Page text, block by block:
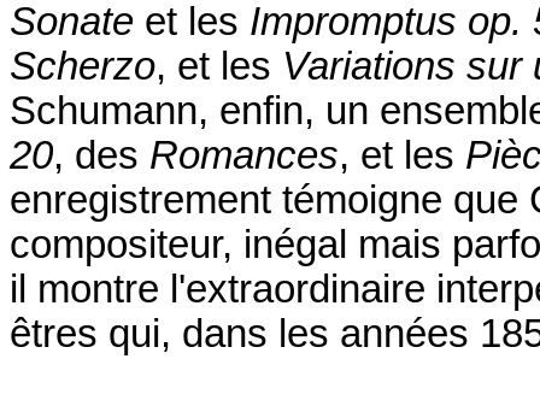
Sonate et les Impromptus op.
Scherzo, et les Variations sur
Schumann, enfin, un
20, des Romances, et les
enregistrement témoigne
compositeur, inégal mais
il montre l'extraordinaire
êtres qui, dans les années